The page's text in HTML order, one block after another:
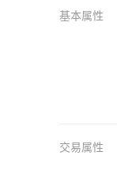
基本属性
交易属性